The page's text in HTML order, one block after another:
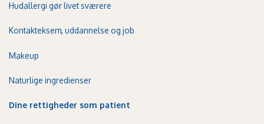
Hudallergi gør livet sværere
Kontakteksem, uddannelse og job
Makeup
Naturlige ingredienser
Dine rettigheder som patient